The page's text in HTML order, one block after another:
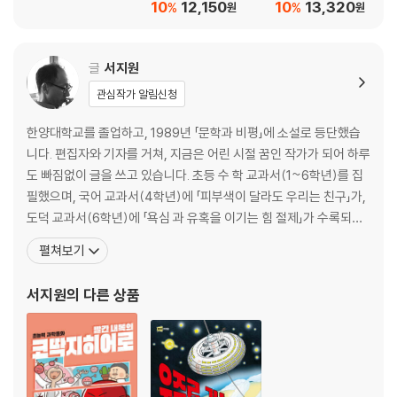
12,150원
10% 13,320원
10%
글 서지원
관심작가 알림신청
한양대학교를 졸업하고, 1989년 「문학과 비평」에 소설로 등단했습
니다. 편집자와 기자를 거쳐, 지금은 어린 시절 꿈인 작가가 되어 하루
도 빠짐없이 글을 쓰고 있습니다. 초등 수 학 교과서(1~6학년)를 집
필했으며, 국어 교과서(4학년)에 「피부색이 달라도 우리는 친구」가,
도덕 교과서(6학년)에 「욕심 과 유혹을 이기는 힘 절제」가 수록되어
있습니다. 지은 책으로 『어느 날 우리 반에 공룡이 전학 왔다』, 『빨간
내복의 초능력자』, 『훈민정음 구출 작전』, 『신통방통 수학 시리즈』,
『우리 한옥에 숨
펼쳐보기
서지원의 다른 상품